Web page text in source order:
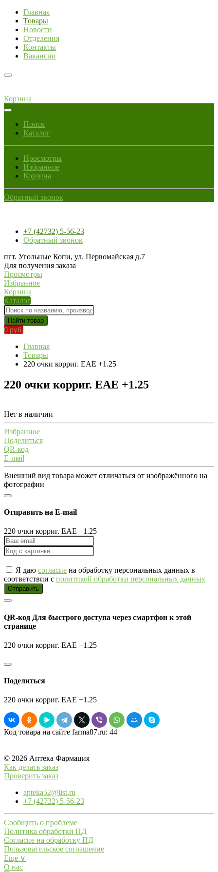
Главная
Товары
Новости
Отделения
Контакты
Вакансии
Корзина
Поиск
Каталог
Просмотры
Избранное
Корзина
Обратный звонок
+7 (42732) 5-56-23
Обратный звонок
пгт. Угольные Копи, ул. Первомайская д.7
Для получения заказа
Просмотры
Избранное
Корзина
Каталог
Найти товар
0 руб.
Главная
Товары
220 очки корриг. EAE +1.25
220 очки корриг. EAE +1.25
Нет в наличии
Избранное
Поделиться
QR-код
E-mail
Внешний вид товара может отличаться от изображённого на
фотографии
Отправить на E-mail
220 очки корриг. EAE +1.25
Я даю согласие на обработку персональных данных в
соответствии с политикой обработки персональных данных
Отправить
QR-код Для быстрого доступа через смартфон к этой
странице
220 очки корриг. EAE +1.25
Поделиться
220 очки корриг. EAE +1.25
Код товара на сайте farma87.ru: 44
© 2026 Аптека Фармация
Как делать заказ
Проверить заказ
apteka52@list.ru
+7 (42732) 5-56-23
Сообщить о проблеме
Политика обработки ПД
Согласие на обработку ПД
Пользовательское соглашение
Еще ∨
О нас